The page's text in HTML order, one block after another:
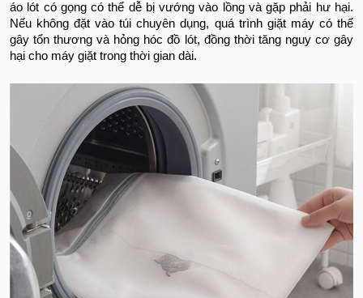
áo lót có gọng có thể dễ bị vướng vào lồng và gặp phải hư hại.
Nếu không đặt vào túi chuyên dụng, quá trình giặt máy có thể
gây tổn thương và hỏng hóc đồ lót, đồng thời tăng nguy cơ gây
hại cho máy giặt trong thời gian dài.